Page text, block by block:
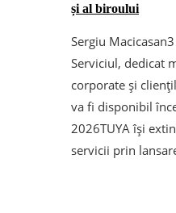
și al biroului
Sergiu Macicasan
Serviciul, dedicat
corporate și
va fi disponibil
2026TUYA își
servicii prin